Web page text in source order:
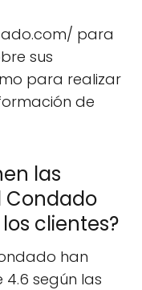
para
sus
para realizar
de
las
Condado
clientes?
han
según las